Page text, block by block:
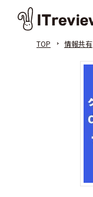
TOP 情報共有